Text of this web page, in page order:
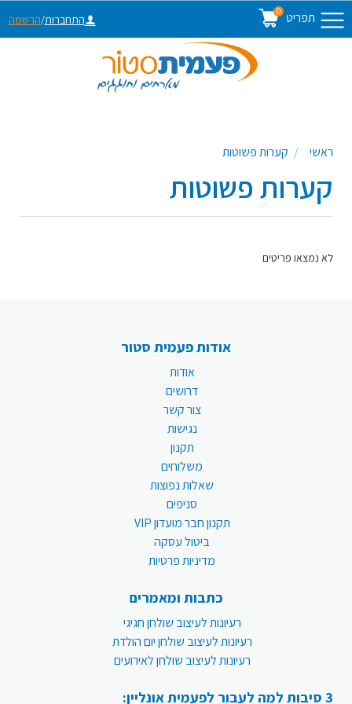
תפריט 0
התחברות/הרשמה
ראשי קערות פשוטות
קערות פשוטות
לא נמצאו פריטים
אודות פעמית סטור
אודות
דרושים
צור קשר
נגישות
תקנון
משלוחים
שאלות נפוצות
סניפים
תקנון חבר מועדון VIP
ביטול עסקה
מדיניות פרטיות
כתבות ומאמרים
רעיונות לעיצוב שולחן חגיגי
רעיונות לעיצוב שולחן יום הולדת
רעיונות לעיצוב שולחן לאירועים
3 סיבות למה לעבור לפעמית אונליין: